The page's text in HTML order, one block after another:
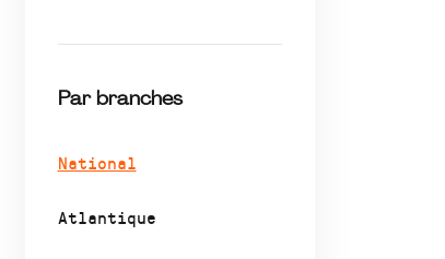
Par branches
National
Atlantique